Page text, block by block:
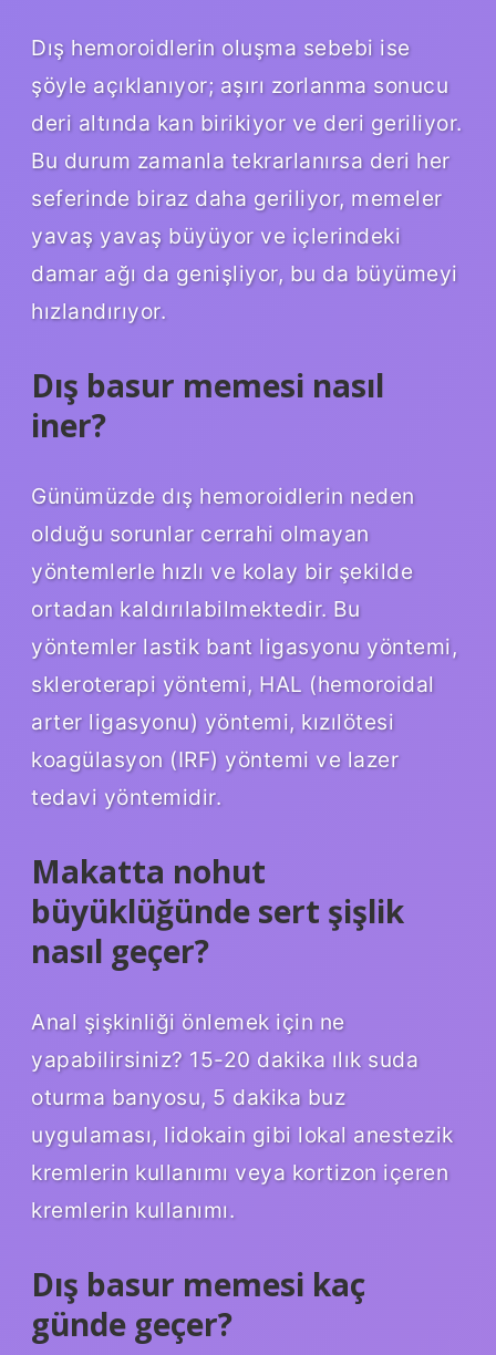
Dış hemoroidlerin oluşma sebebi ise
şöyle açıklanıyor; aşırı zorlanma sonucu
deri altında kan birikiyor ve deri geriliyor.
Bu durum zamanla tekrarlanırsa deri her
seferinde biraz daha geriliyor, memeler
yavaş yavaş büyüyor ve içlerindeki
damar ağı da genişliyor, bu da büyümeyi
hızlandırıyor.
Dış basur memesi nasıl
iner?
Günümüzde dış hemoroidlerin neden
olduğu sorunlar cerrahi olmayan
yöntemlerle hızlı ve kolay bir şekilde
ortadan kaldırılabilmektedir. Bu
yöntemler lastik bant ligasyonu yöntemi,
skleroterapi yöntemi, HAL (hemoroidal
arter ligasyonu) yöntemi, kızılötesi
koagülasyon (IRF) yöntemi ve lazer
tedavi yöntemidir.
Makatta nohut
büyüklüğünde sert şişlik
nasıl geçer?
Anal şişkinliği önlemek için ne
yapabilirsiniz? 15-20 dakika ılık suda
oturma banyosu, 5 dakika buz
uygulaması, lidokain gibi lokal anestezik
kremlerin kullanımı veya kortizon içeren
kremlerin kullanımı.
Dış basur memesi kaç
günde geçer?